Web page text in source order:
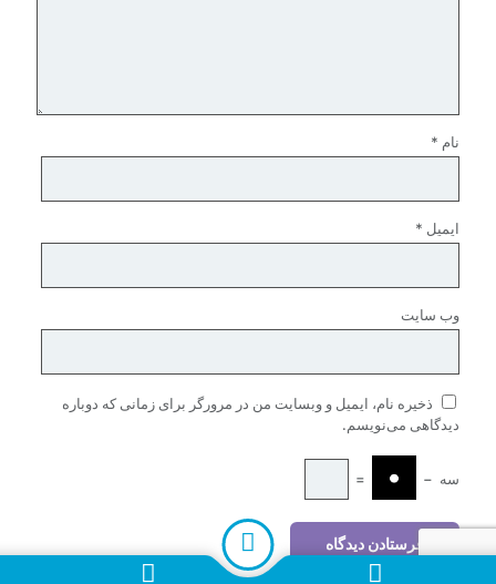
نام *
ایمیل *
وب‌ سایت
ذخیره نام، ایمیل و وبسایت من در مرورگر برای زمانی که دوباره
دیدگاهی می‌نویسم.
سه −
=